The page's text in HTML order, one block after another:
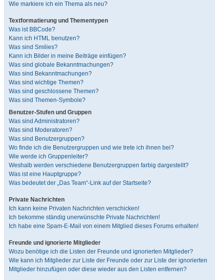
Wie markiere ich ein Thema als neu?
Textformatierung und Thementypen
Was ist BBCode?
Kann ich HTML benutzen?
Was sind Smilies?
Kann ich Bilder in meine Beiträge einfügen?
Was sind globale Bekanntmachungen?
Was sind Bekanntmachungen?
Was sind wichtige Themen?
Was sind geschlossene Themen?
Was sind Themen-Symbole?
Benutzer-Stufen und Gruppen
Was sind Administratoren?
Was sind Moderatoren?
Was sind Benutzergruppen?
Wo finde ich die Benutzergruppen und wie trete ich ihnen bei?
Wie werde ich Gruppenleiter?
Weshalb werden verschiedene Benutzergruppen farbig dargestellt?
Was ist eine Hauptgruppe?
Was bedeutet der „Das Team“-Link auf der Startseite?
Private Nachrichten
Ich kann keine Privaten Nachrichten verschicken!
Ich bekomme ständig unerwünschte Private Nachrichten!
Ich habe eine Spam-E-Mail von einem Mitglied dieses Forums erhalten!
Freunde und ignorierte Mitglieder
Wozu benötige ich die Listen der Freunde und ignorierten Mitglieder?
Wie kann ich Mitglieder zur Liste der Freunde oder zur Liste der ignorierten
Mitglieder hinzufügen oder diese wieder aus den Listen entfernen?